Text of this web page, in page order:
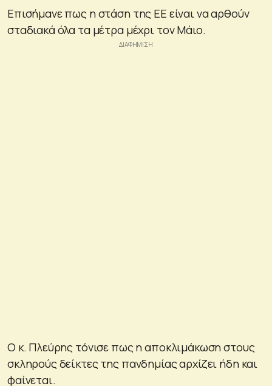
Επισήμανε πως η στάση της ΕΕ είναι να αρθούν
σταδιακά όλα τα μέτρα μέχρι τον Μάιο.
Ο κ. Πλεύρης τόνισε πως η αποκλιμάκωση στους
σκληρούς δείκτες της πανδημίας αρχίζει ήδη και
φαίνεται.